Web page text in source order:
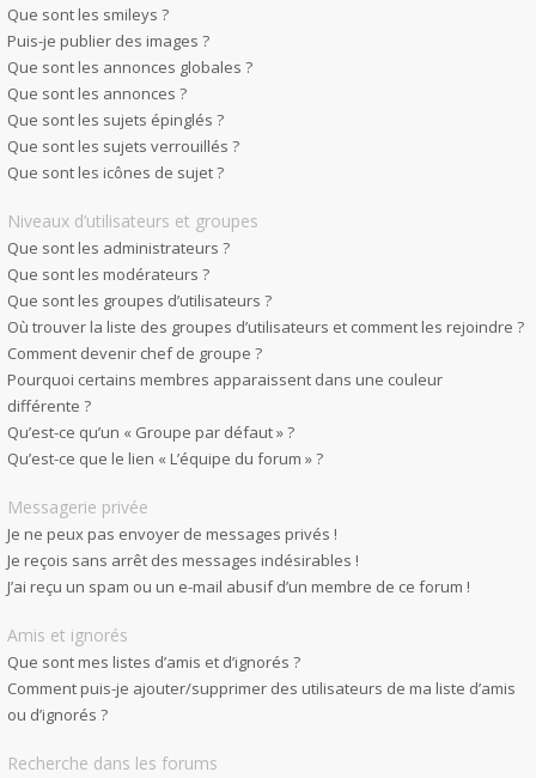
Que sont les smileys ?
Puis-je publier des images ?
Que sont les annonces globales ?
Que sont les annonces ?
Que sont les sujets épinglés ?
Que sont les sujets verrouillés ?
Que sont les icônes de sujet ?
Niveaux d’utilisateurs et groupes
Que sont les administrateurs ?
Que sont les modérateurs ?
Que sont les groupes d’utilisateurs ?
Où trouver la liste des groupes d’utilisateurs et comment les rejoindre ?
Comment devenir chef de groupe ?
Pourquoi certains membres apparaissent dans une couleur
différente ?
Qu’est-ce qu’un « Groupe par défaut » ?
Qu’est-ce que le lien « L’équipe du forum » ?
Messagerie privée
Je ne peux pas envoyer de messages privés !
Je reçois sans arrêt des messages indésirables !
J’ai reçu un spam ou un e-mail abusif d’un membre de ce forum !
Amis et ignorés
Que sont mes listes d’amis et d’ignorés ?
Comment puis-je ajouter/supprimer des utilisateurs de ma liste d’amis
ou d’ignorés ?
Recherche dans les forums